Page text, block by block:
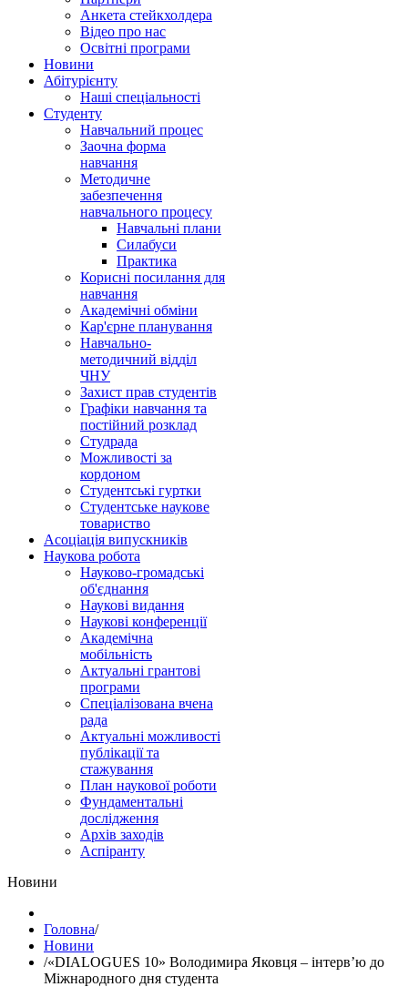
Анкета стейкхолдера
Відео про нас
Освітні програми
Hовини
Абітурієнту
Наші спеціальності
Студенту
Навчальний процес
Заочна форма
навчання
Методичне
забезпечення
навчального процесу
Навчальні плани
Силабуси
Практика
Корисні посилання для
навчання
Академічні обміни
Кар'єрне планування
Навчально-
методичний відділ
ЧНУ
Захист прав студентів
Графіки навчання та
постійний розклад
Студрада
Можливості за
кордоном
Студентські гуртки
Студентське наукове
товариство
Асоціація випускників
Наукова робота
Науково-громадські
об'єднання
Наукові видання
Наукові конференції
Академічна
мобільність
Актуальні грантові
програми
Спеціалізована вчена
рада
Актуальні можливості
публікації та
стажування
План наукової роботи
Фундаментальні
дослідження
Архів заходів
Аспіранту
Hовини
Головна/
Hовини
/«DIALOGUES 10» Володимира Яковця – інтерв’ю до
Міжнародного дня студента